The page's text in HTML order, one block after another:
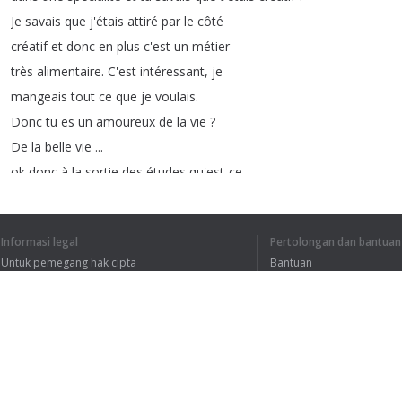
Je savais que j'étais attiré par le côté
créatif et donc en plus c'est un métier
très alimentaire. C'est intéressant, je
mangeais tout ce que je voulais.
Donc tu es un amoureux de la vie ?
De la belle vie ...
ok donc à la sortie des études qu'est-ce
rentre dans
YOPLAIT,CANDIA...Ces marques là
Informasi legal
Untuk pemegang hak cipta
Pertolongan dan bantuan
Bantuan